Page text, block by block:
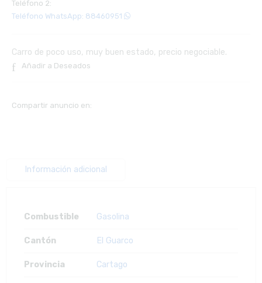
Teléfono 2:
Teléfono WhatsApp: 88460951
Carro de poco uso, muy buen estado, precio negociable.
Añadir a Deseados
Compartir anuncio en:
Información adicional
Combustible Gasolina
Cantón El Guarco
Provincia Cartago